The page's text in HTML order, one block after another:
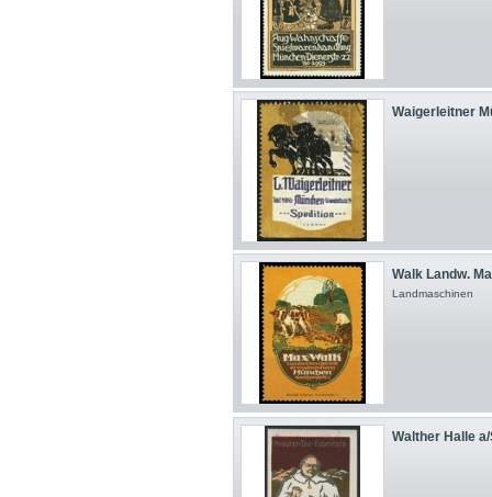
Waigerleitner
Walk Landw.
Landmaschinen
Walther Halle a/